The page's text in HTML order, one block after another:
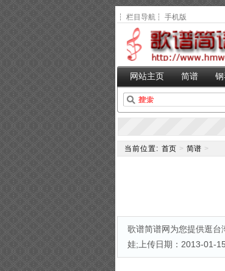
┆ 栏目导航 ┆ 手机版
网站主页 简谱
当前位置: 首页 > 简谱 >
歌谱简谱网为您提供逛
娃;上传日期：2013-01-